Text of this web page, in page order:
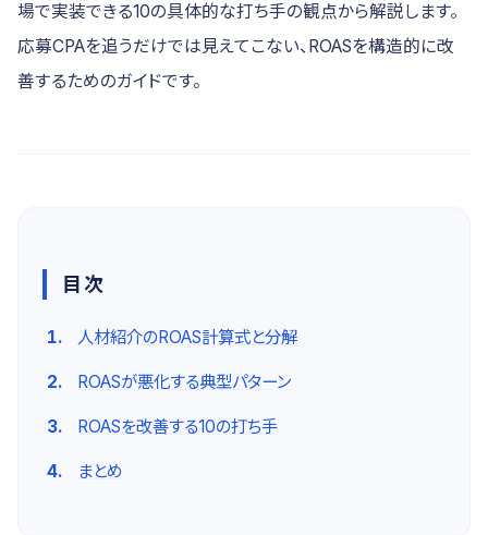
場で実装できる10の具体的な打ち手の観点から解説します。
応募CPAを追うだけでは見えてこない、ROASを構造的に改
善するためのガイドです。
目次
人材紹介のROAS計算式と分解
ROASが悪化する典型パターン
ROASを改善する10の打ち手
まとめ